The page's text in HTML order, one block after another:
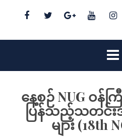
နေ့စဉ် NUG ဝန်က
ပြန်သည့်သတင်
များ (18th